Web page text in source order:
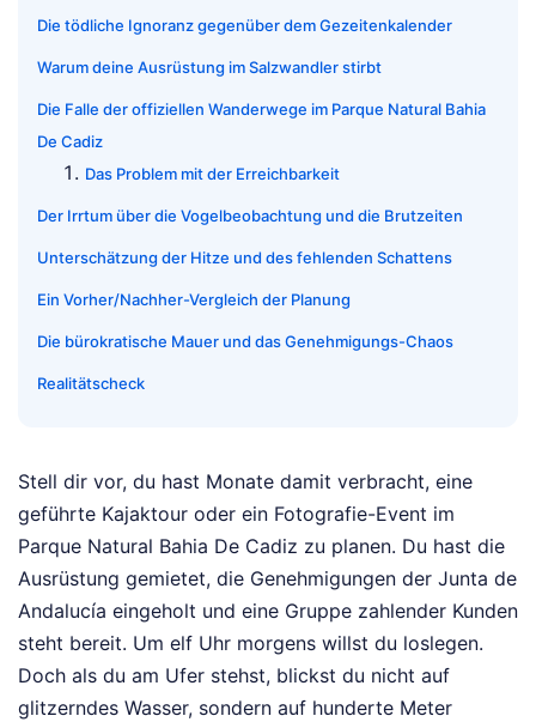
Die tödliche Ignoranz gegenüber dem Gezeitenkalender
Warum deine Ausrüstung im Salzwandler stirbt
Die Falle der offiziellen Wanderwege im Parque Natural Bahia
De Cadiz
Das Problem mit der Erreichbarkeit
Der Irrtum über die Vogelbeobachtung und die Brutzeiten
Unterschätzung der Hitze und des fehlenden Schattens
Ein Vorher/Nachher-Vergleich der Planung
Die bürokratische Mauer und das Genehmigungs-Chaos
Realitätscheck
Stell dir vor, du hast Monate damit verbracht, eine
geführte Kajaktour oder ein Fotografie-Event im
Parque Natural Bahia De Cadiz zu planen. Du hast die
Ausrüstung gemietet, die Genehmigungen der Junta de
Andalucía eingeholt und eine Gruppe zahlender Kunden
steht bereit. Um elf Uhr morgens willst du loslegen.
Doch als du am Ufer stehst, blickst du nicht auf
glitzerndes Wasser, sondern auf hunderte Meter